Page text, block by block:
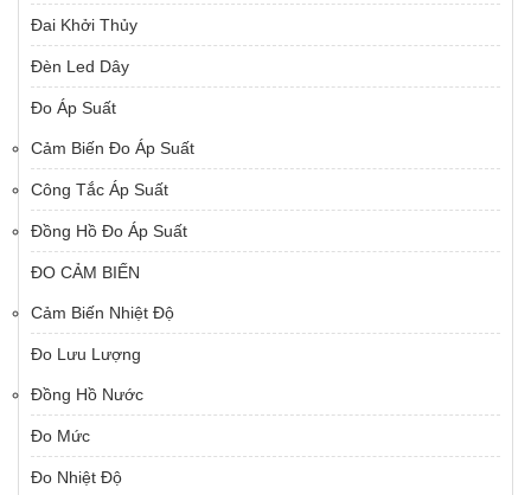
Đai Khởi Thủy
Đèn Led Dây
Đo Áp Suất
Cảm Biến Đo Áp Suất
Công Tắc Áp Suất
Đồng Hồ Đo Áp Suất
ĐO CẢM BIẾN
Cảm Biến Nhiệt Độ
Đo Lưu Lượng
Đồng Hồ Nước
Đo Mức
Đo Nhiệt Độ